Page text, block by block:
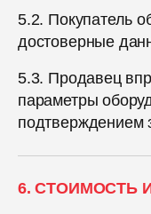
5.2. Покупатель
достоверные
5.3. Продавец
параметры
подтверждением
6. СТОИМОСТЬ